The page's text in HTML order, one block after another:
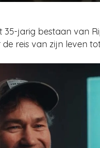
35-jarig bestaan van
reis van zijn leven